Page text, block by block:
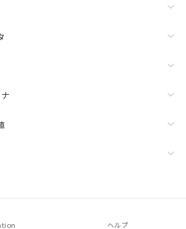
ヘルプ